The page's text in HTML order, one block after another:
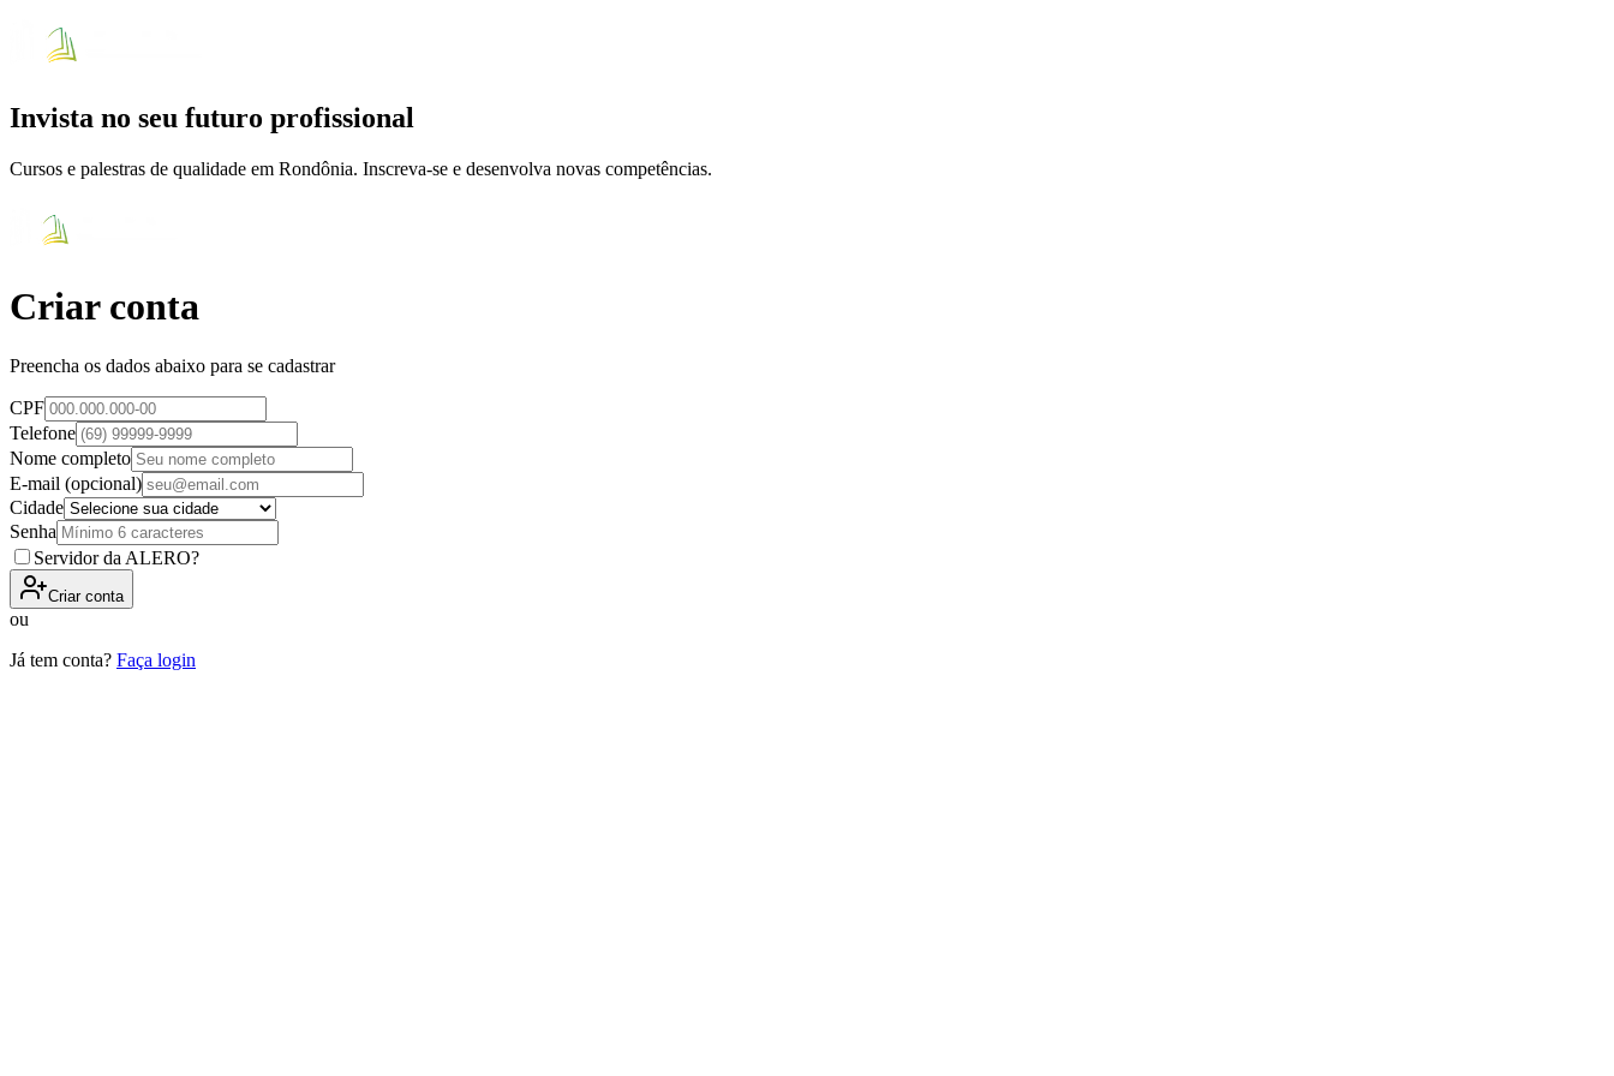
Invista no seu futuro profissional
Cursos e palestras de qualidade em Rondônia. Inscreva-se e desenvolva novas competências.
Criar conta
Preencha os dados abaixo para se cadastrar
CPF
Telefone
Nome completo
E-mail (opcional)
Cidade
Senha
Servidor da ALERO?
Criar conta
ou
Já tem conta? Faça login